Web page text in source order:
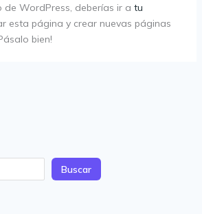
de WordPress, deberías ir a tu
esta página y crear nuevas páginas
bien!
Buscar